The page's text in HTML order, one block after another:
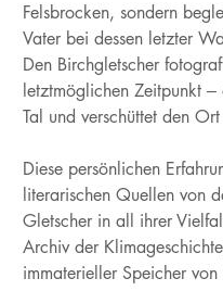
Felsbrocken, sondern
Vater bei dessen letzter
Den Birchgletscher
letztmöglichen Zeitpunkt
Tal und verschüttet den
Diese persönlichen
literarischen Quellen von
Gletscher in all ihrer
Archiv der
immaterieller Speicher von